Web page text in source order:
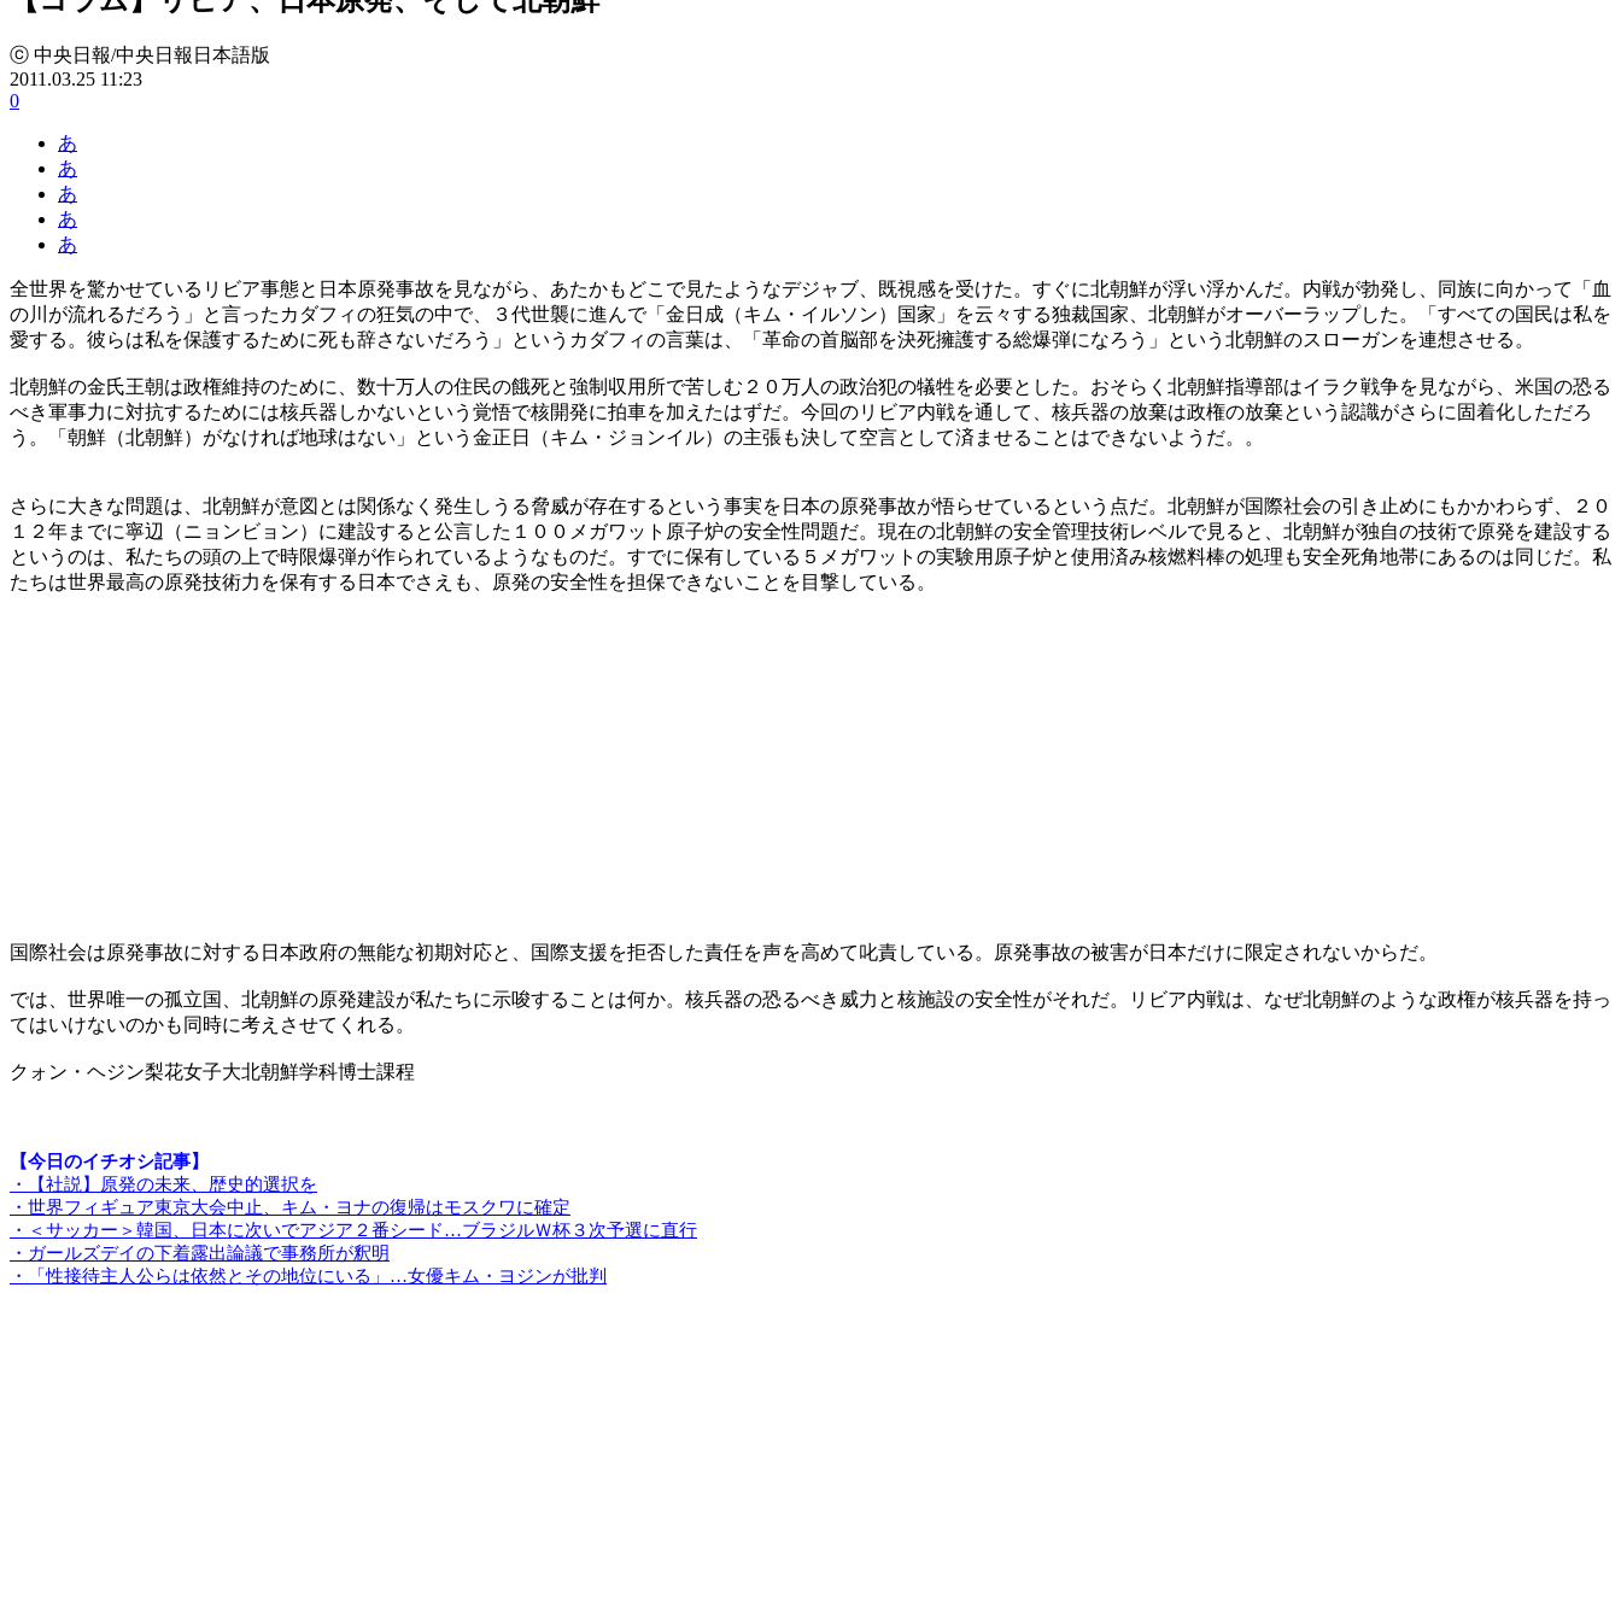
ⓒ 中央日報/中央日報日本語版
2011.03.25 11:23
0
あ
あ
あ
あ
あ
全世界を驚かせているリビア事態と日本原発事故を見ながら、あたかもどこで見たようなデジャブ、既視感を受けた。すぐに北朝鮮が浮い浮かんだ。内戦が勃発し、同族に向かって「血
の川が流れるだろう」と言ったカダフィの狂気の中で、３代世襲に進んで「金日成（キム・イルソン）国家」を云々する独裁国家、北朝鮮がオーバーラップした。「すべての国民は私を
愛する。彼らは私を保護するために死も辞さないだろう」というカダフィの言葉は、「革命の首脳部を決死擁護する総爆弾になろう」という北朝鮮のスローガンを連想させる。
北朝鮮の金氏王朝は政権維持のために、数十万人の住民の餓死と強制収用所で苦しむ２０万人の政治犯の犠牲を必要とした。おそらく北朝鮮指導部はイラク戦争を見ながら、米国の恐る
べき軍事力に対抗するためには核兵器しかないという覚悟で核開発に拍車を加えたはずだ。今回のリビア内戦を通して、核兵器の放棄は政権の放棄という認識がさらに固着化しただろ
う。「朝鮮（北朝鮮）がなければ地球はない」という金正日（キム・ジョンイル）の主張も決して空言として済ませることはできないようだ。。
さらに大きな問題は、北朝鮮が意図とは関係なく発生しうる脅威が存在するという事実を日本の原発事故が悟らせているという点だ。北朝鮮が国際社会の引き止めにもかかわらず、２０
１２年までに寧辺（ニョンビョン）に建設すると公言した１００メガワット原子炉の安全性問題だ。現在の北朝鮮の安全管理技術レベルで見ると、北朝鮮が独自の技術で原発を建設する
というのは、私たちの頭の上で時限爆弾が作られているようなものだ。すでに保有している５メガワットの実験用原子炉と使用済み核燃料棒の処理も安全死角地帯にあるのは同じだ。私
たちは世界最高の原発技術力を保有する日本でさえも、原発の安全性を担保できないことを目撃している。
国際社会は原発事故に対する日本政府の無能な初期対応と、国際支援を拒否した責任を声を高めて叱責している。原発事故の被害が日本だけに限定されないからだ。
では、世界唯一の孤立国、北朝鮮の原発建設が私たちに示唆することは何か。核兵器の恐るべき威力と核施設の安全性がそれだ。リビア内戦は、なぜ北朝鮮のような政権が核兵器を持っ
てはいけないのかも同時に考えさせてくれる。
クォン・ヘジン梨花女子大北朝鮮学科博士課程
【今日のイチオシ記事】
・【社説】原発の未来、歴史的選択を
・世界フィギュア東京大会中止、キム・ヨナの復帰はモスクワに確定
・＜サッカー＞韓国、日本に次いでアジア２番シード…ブラジルＷ杯３次予選に直行
・ガールズデイの下着露出論議で事務所が釈明
・「性接待主人公らは依然とその地位にいる」…女優キム・ヨジンが批判